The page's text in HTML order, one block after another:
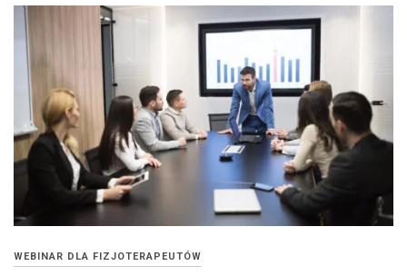
WEBINAR DLA FIZJOTERAPEUTÓW